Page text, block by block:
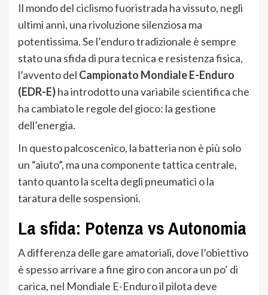
Il mondo del ciclismo fuoristrada ha vissuto, negli
ultimi anni, una rivoluzione silenziosa ma
potentissima. Se l’enduro tradizionale è sempre
stato una sfida di pura tecnica e resistenza fisica,
l’avvento del Campionato Mondiale E-Enduro
(EDR-E)ha introdotto una variabile scientifica che
ha cambiato le regole del gioco: la gestione
dell’energia.
In questo palcoscenico, la batteria non è più solo
un “aiuto”, ma una componente tattica centrale,
tanto quanto la scelta degli pneumatici o la
taratura delle sospensioni.
La sfida: Potenza vs Autonomia
A differenza delle gare amatoriali, dove l’obiettivo
è spesso arrivare a fine giro con ancora un po’ di
carica, nel Mondiale E-Enduro il pilota deve